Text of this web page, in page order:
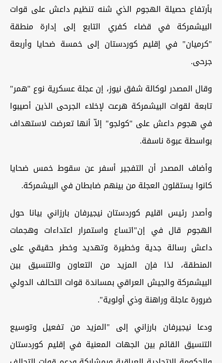
بأرتفاع حصيلة الهجوم الذي شنه تنظيم داعش على قوات
البيشمركة في قضاء كفري التابع إلى إدارة منطقة
"كرميان" في إقليم كوردستان إلى خمسة ضحايا وأربعة
جرحى.
وقال المصدر لوكالة شفق نيوز، إن عجلة عسكرية نوع "همر"
تابعة لقوات البيشمركة هرعت لإخلاء الجرحى الذين أصيبوا
في هجوم داعش على "كولجو" إلاّ أنها تعرضت لاستهداف
بواسطة عبوة ناسفة.
وأضاف المصدر أن التفجير أسفر عن سقوط خمس ضحايا
كانوا يستقلون العجلة من بينهم ضابطان في البيشمركة.
وأصدر رئيس اقليم كوردستان نيجيرفان بارزاني بيانا حول
الهجوم قال في إن"اتساع واستمرار اعتداءات وهجمات
داعش رسالة جدية وخطيرة وتهديد وخطر حقيقي على
المنطقة، لذا فإن المزيد من التعاون والتنسيق بين
البيشمركة والجيش العراقي بمساندة قوات التحالف الدولي
ضرورة عاجلة وراهنة وذي أولوية".
ودعا نيجيرفان بارزاني إلى "المزيد من تفعيل وتوسيع
التنسيق القائم بين الجهات المعنية في إقليم كوردستان